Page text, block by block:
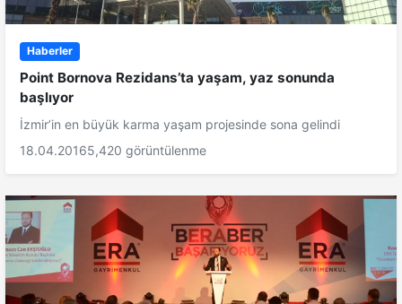
Haberler
Point Bornova Rezidans’ta yaşam, yaz sonunda
başlıyor
İzmir’in en büyük karma yaşam projesinde sona gelindi
18.04.20165,420 görüntülenme